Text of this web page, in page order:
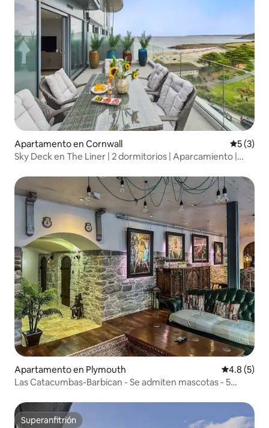
Apartamento en Cornwall
5 (3)
Sky Deck en The Liner | 2 dormitorios | Aparcamiento |
Apartamento en Plymouth
4.8 (5)
Las Catacumbas-Barbican - Se admiten mascotas - 5
Superanfitrión
Superanfitrión